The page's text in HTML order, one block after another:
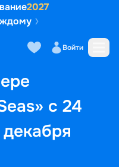
2027
Войти
с 24
Маршрут и